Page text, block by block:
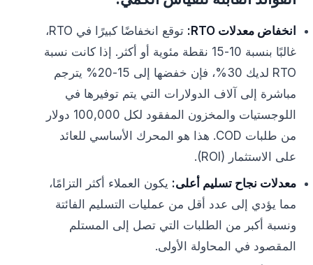
انخفاض معدلات RTO:
توقع انخفاضًا كبيرًا في RTO،
غالبًا بنسبة 10-15 نقطة مئوية أو أكثر. إذا كانت نسبة
RTO لديك 30%، فإن خفضها إلى 15-20% يترجم
مباشرة إلى آلاف الدولارات التي يتم توفيرها في
اللوجستيات والمخزون المفقود لكل 100,000 دولار
من طلبات COD. هذا هو المحرك الأساسي للعائد
على الاستثمار (ROI).
معدلات نجاح تسليم أعلى: يكون العملاء أكثر التزامًا،
مما يؤدي إلى عدد أقل من عمليات التسليم الفائتة
ونسبة أكبر من الطلبات التي تصل إلى المستلم
المقصود في المحاولة الأولى.